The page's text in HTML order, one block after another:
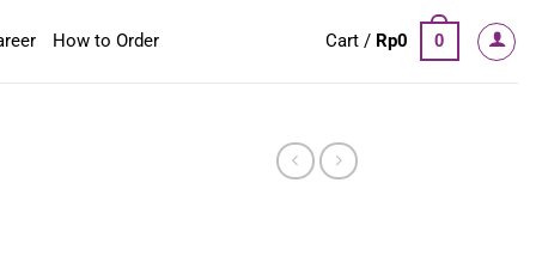
How to Order Cart / Rp0 0